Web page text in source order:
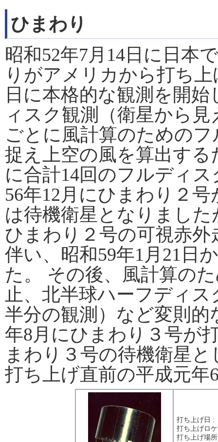
ひまわり
昭和52年7月14日に日本
りがアメリカから打ち
日に本格的な観測を開
ィスク観測（衛星から
ごとに風計算のための
捉え上空の風を算出す
に合計14回のフルディ
56年12月にひまわり２
は待機衛星となりました
ひまわり２号の可視赤外
伴い、昭和59年1月21日
た。 その後、風計算の
止、北半球ハーフディ
半分の観測）など変則的
年8月にひまわり３号が
まわり３号の待機衛星
打ち上げ直前の平成元
打ち上げ日 :
打ち上げロ
打ち上げ場